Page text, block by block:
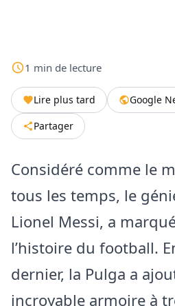
1 min de lecture
Lire plus tard Google
Partager
Considéré comme le
tous les temps, le
Lionel Messi, a
l’histoire du football.
dernier, la Pulga a
incroyable armoire à